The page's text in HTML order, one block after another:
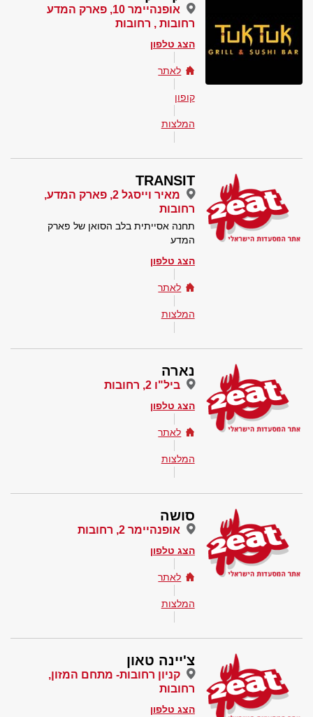
אופנהיימר 10, פארק המדע
רחובות , רחובות
הצג טלפון
לאתר
קופון
המלצות
TRANSIT
מאיר וייסגל 2, פארק המדע,
רחובות
תחנה אסייתית בלב הסואן של פארק
המדע
הצג טלפון
לאתר
המלצות
נארה
ביל"ו 2, רחובות
הצג טלפון
לאתר
המלצות
סושה
אופנהיימר 2, רחובות
הצג טלפון
לאתר
המלצות
צ'יינה טאון
קניון רחובות- מתחם המזון,
רחובות
הצג טלפון